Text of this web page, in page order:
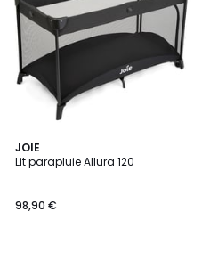
JOIE
Lit parapluie Allura 120
98,90 €